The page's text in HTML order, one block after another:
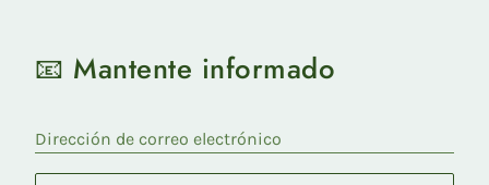
📧 Mantente informado
Dirección de correo electrónico